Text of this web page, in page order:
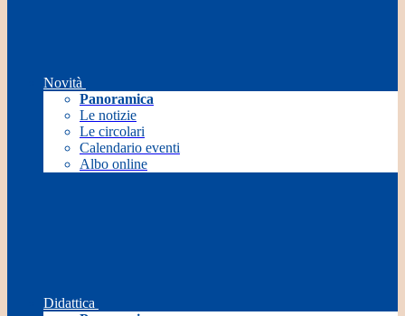
Novità
Panoramica
Le notizie
Le circolari
Calendario eventi
Albo online
Didattica